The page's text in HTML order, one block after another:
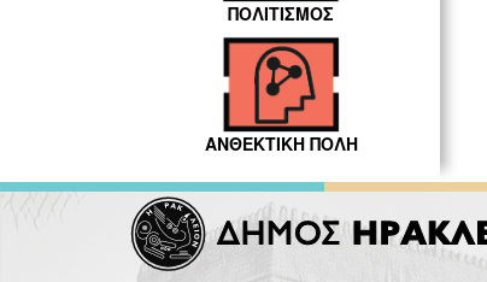
ΠΟΛΙΤΙΣΜΟΣ
ΑΝΘΕΚΤΙΚΗ ΠΟΛΗ